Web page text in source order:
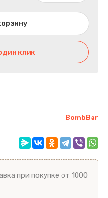
40гр
клик
BombBar
при покупке от 1000